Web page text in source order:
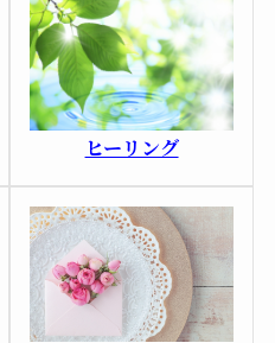
ヒーリング